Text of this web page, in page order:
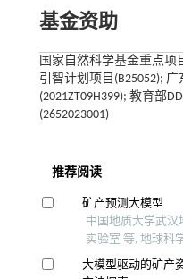
基金资助
国家自然科学基金重点项
引智计划项目(B25052);
(2021ZT09H399); 教育部
(2652023001)